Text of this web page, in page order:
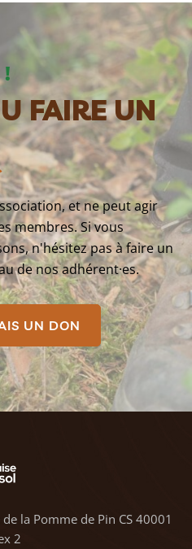
FAIRE UN
et ne peut agir
membres. Si vous
n'hésitez pas à faire un
de nos adhérent·es.
UN DON
la Pomme de Pin CS 40001
2